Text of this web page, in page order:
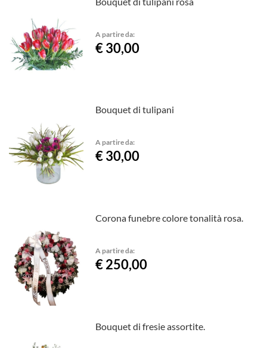
A partire da:
€ 30,00
Bouquet di tulipani
A partire da:
€ 30,00
Corona funebre colore tonalità rosa.
A partire da:
€ 250,00
Bouquet di fresie assortite.